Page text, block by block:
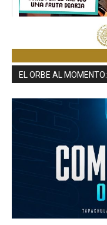
EL ORBE AL MOMENTO: